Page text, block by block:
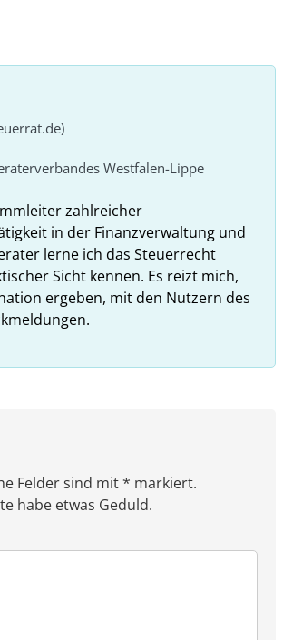
Westfalen-Lippe
zahlreicher
in der Finanzverwaltung und
lerne ich das Steuerrecht
Sicht kennen. Es reizt mich,
ergeben, mit den Nutzern des
Felder sind mit * markiert.
habe etwas Geduld.